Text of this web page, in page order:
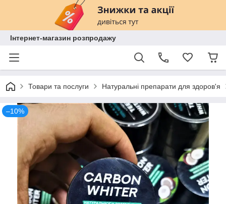
Інтернет-магазин розпродажу
Товари та послуги Натуральні препарати для здоров'я
–10%